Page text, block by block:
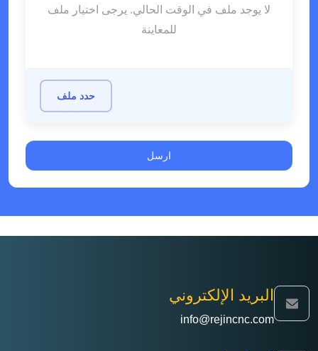
لا يوجد ملف في الوقت الحالي. يرجى اختيار ملف
للمعاينة
حدد ملف
البريد الإلكتروني
info@rejincnc.com